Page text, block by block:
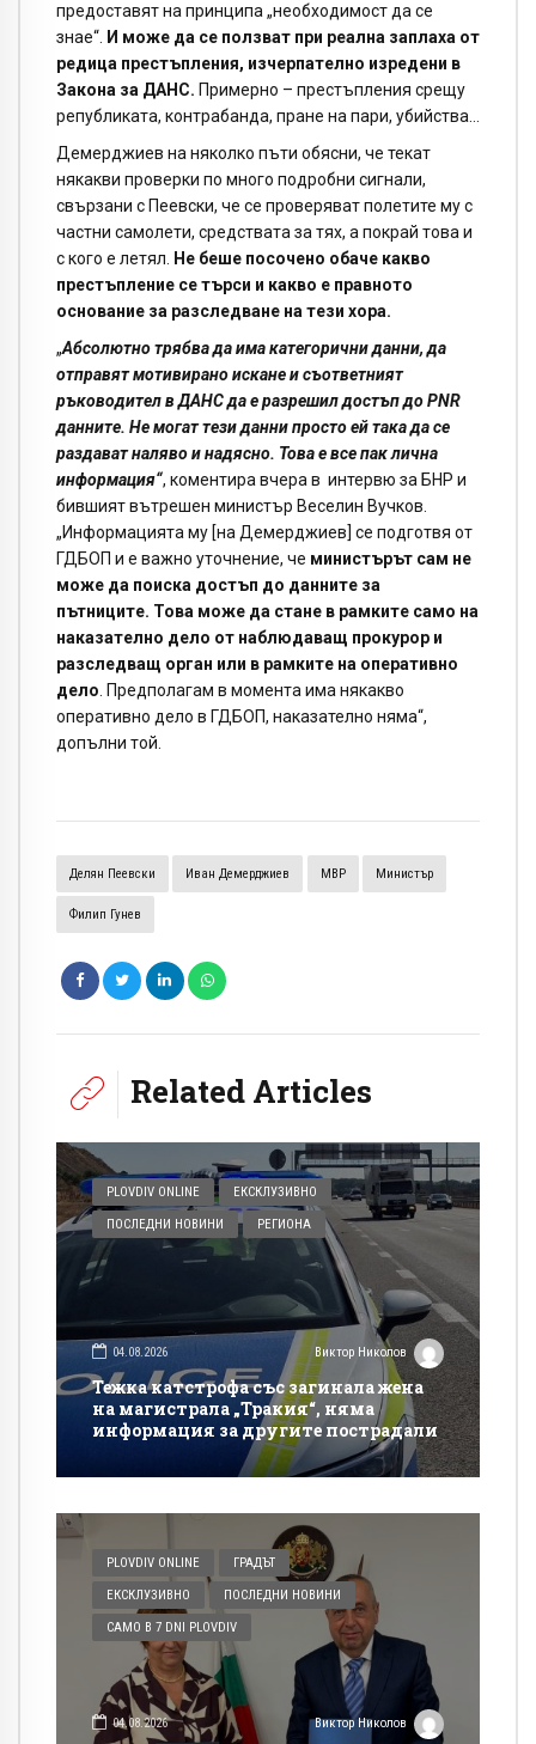
предоставят на принципа „необходимост да се
знае“. И може да се ползват при реална заплаха от
редица престъпления, изчерпателно изредени в
Закона за ДАНС. Примерно – престъпления срещу
републиката, контрабанда, пране на пари, убийства…
Демерджиев на няколко пъти обясни, че текат
някакви проверки по много подробни сигнали,
свързани с Пеевски, че се проверяват полетите му с
частни самолети, средствата за тях, а покрай това и
с кого е летял.
Не беше посочено обаче какво
престъпление се търси и какво е правното
основание за разследване на тези хора.
„Абсолютно трябва да има категорични данни, да
отправят мотивирано искане и съответният
ръководител в ДАНС да е разрешил достъп до PNR
данните. Не могат тези данни просто ей така да се
раздават наляво и надясно. Това е все пак лична
информация“, коментира вчера в интервю за БНР и
бившият вътрешен министър Веселин Вучков.
„Информацията му [на Демерджиев] се подготвя от
ГДБОП и е важно уточнение, че министърът сам не
може да поиска достъп до данните за
пътниците. Това може да стане в рамките само на
наказателно дело от наблюдаващ прокурор и
разследващ орган или в рамките на оперативно
дело . Предполагам в момента има някакво
оперативно дело в ГДБОП, наказателно няма“,
допълни той.
Делян Пеевски Иван Демерджиев МВР Министър
Филип Гунев
Related Articles
PLOVDIV ONLINE ЕКСКЛУЗИВНО
ПОСЛЕДНИ НОВИНИ РЕГИОНА
04.08.2026 Виктор Николов
Тежка катстрофа със загинала жена
на магистрала „Тракия“, няма
информация за другите пострадали
PLOVDIV ONLINE ГРАДЪТ
ЕКСКЛУЗИВНО ПОСЛЕДНИ НОВИНИ
САМО В 7 DNI PLOVDIV
04.08.2026 Виктор Николов